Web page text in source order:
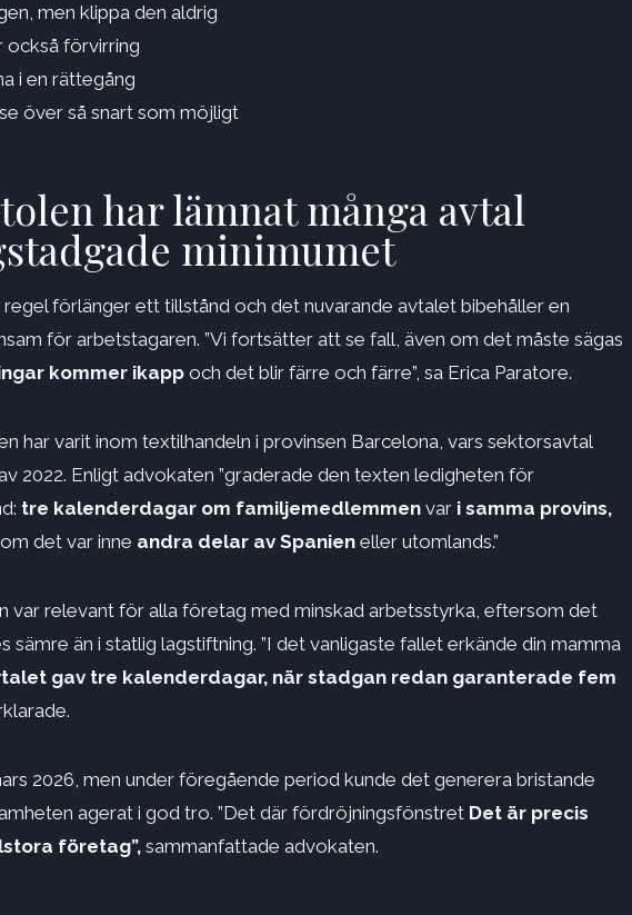
men klippa den aldrig
också förvirring
i en rättegång
över så snart som möjligt
har lämnat många avtal
minimumet
förlänger ett tillstånd och det nuvarande avtalet bibehåller en
för arbetstagaren. ”Vi fortsätter att se fall, även om det måste sägas
kommer ikapp och det blir färre och färre”, sa Erica Paratore.
har varit inom textilhandeln i provinsen Barcelona, ​​vars sektorsavtal
2022. Enligt advokaten ”graderade den texten ledigheten för
tre kalenderdagar om familjemedlemmen var i samma provins,
om det var inne andra delar av Spanien eller utomlands.”
var relevant för alla företag med minskad arbetsstyrka, eftersom det
sämre än i statlig lagstiftning. ”I det vanligaste fallet erkände din mamma
gav tre kalenderdagar, när stadgan redan garanterade fem
2026, men under föregående period kunde det generera bristande
agerat i god tro. ”Det där fördröjningsfönstret Det är precis
företag”, sammanfattade advokaten.